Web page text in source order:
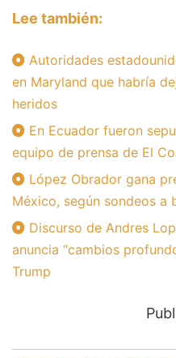
Lee también:
Autoridades
en Maryland que habría
heridos
En Ecuador fueron
equipo de prensa de El
López Obrador gana
México, según sondeos a
Discurso de Andres
anuncia “cambios
Trump